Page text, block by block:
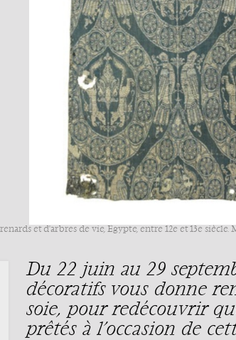
et d'arbres de vie, Égypte, entre 12e et 13e siècle.
Du 22 juin au 29
décoratifs vous donne
soie, pour redécouvrir
prêtés à l’occasion de